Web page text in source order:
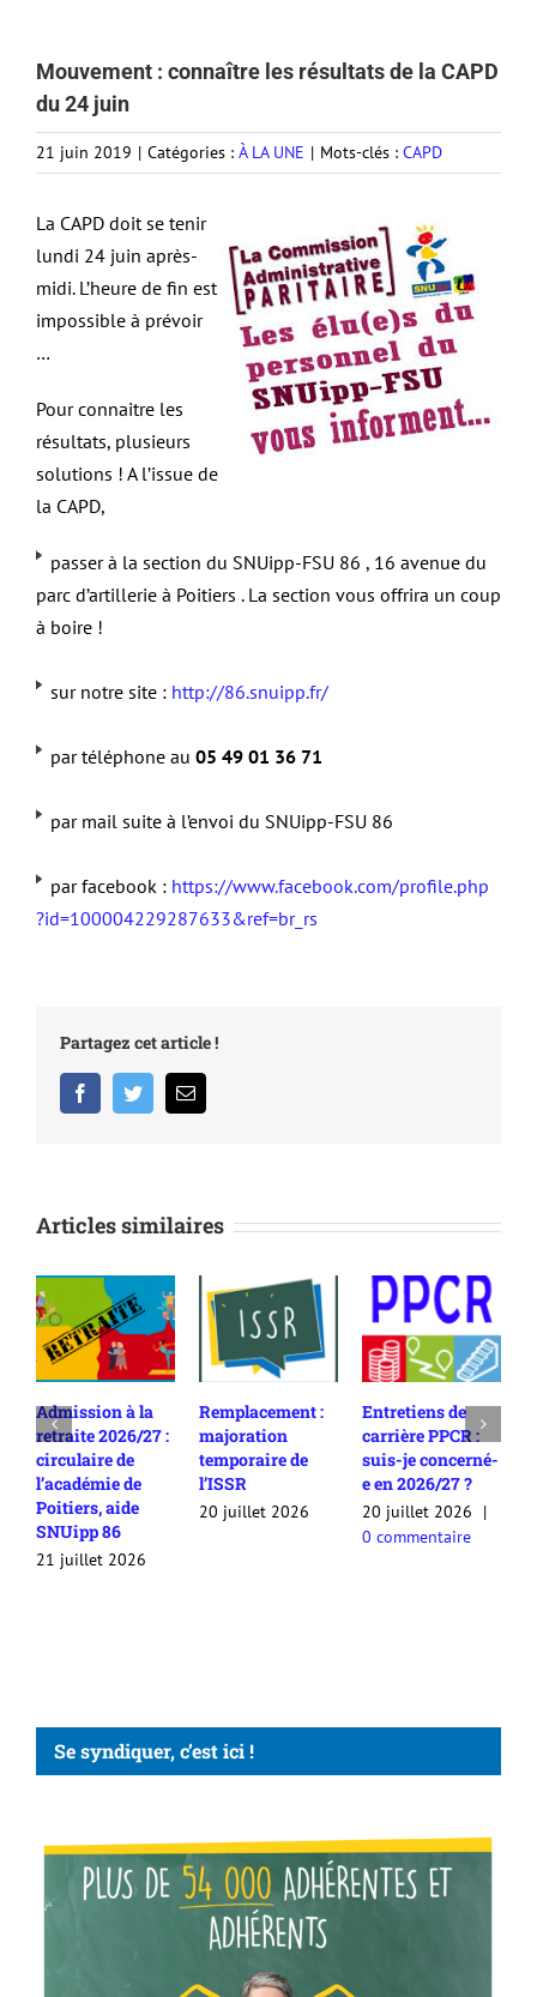
Mouvement : connaître les résultats de la CAPD
du 24 juin
21 juin 2019 | Catégories : À LA UNE | Mots-clés : CAPD
La CAPD doit se tenir
lundi 24 juin après-
midi. L’heure de fin est
impossible à prévoir
…
Pour connaitre les
résultats, plusieurs
solutions ! A l’issue de
la CAPD,
passer à la section du SNUipp-FSU 86 , 16 avenue du
parc d’artillerie à Poitiers . La section vous offrira un coup
à boire !
sur notre site : http://86.snuipp.fr/
par téléphone au 05 49 01 36 71
par mail suite à l’envoi du SNUipp-FSU 86
par facebook : https://www.facebook.com/profile.php
?id=100004229287633&ref=br_rs
Partagez cet article !
FacebookTwitterEmail
Articles similaires
Admission à la
retraite 2026/27 :
circulaire de
l’académie de
Poitiers, aide
SNUipp 86
21 juillet 2026
Remplacement :
majoration
temporaire de
l’ISSR
20 juillet 2026
Entretiens de
carrière PPCR :
suis-je concerné-
e en 2026/27 ?
20 juillet 2026
|
0 commentaire
Se syndiquer, c’est ici !